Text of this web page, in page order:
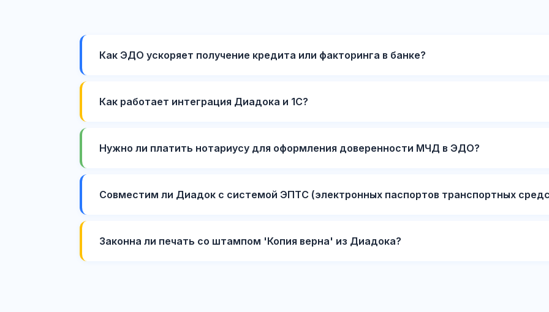
Как ЭДО ускоряет получение кредита или факторинга в банке?
Как работает интеграция Диадока и 1С?
Нужно ли платить нотариусу для оформления доверенности МЧД в ЭДО?
Совместим ли Диадок с системой ЭПТС (электронных паспортов транспортных
Законна ли печать со штампом 'Копия верна' из Диадока?